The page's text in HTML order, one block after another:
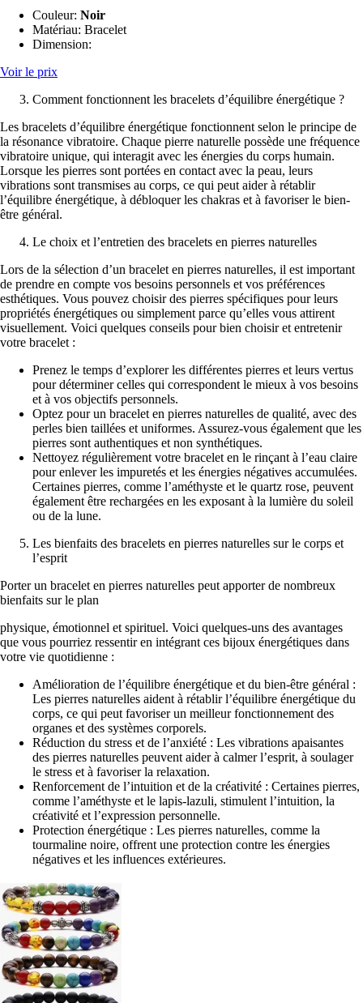
Couleur: Noir
Matériau: ‎Bracelet
Dimension:
Voir le prix
Comment fonctionnent les bracelets d’équilibre énergétique ?
Les bracelets d’équilibre énergétique fonctionnent selon le principe de
la résonance vibratoire. Chaque pierre naturelle possède une fréquence
vibratoire unique, qui interagit avec les énergies du corps humain.
Lorsque les pierres sont portées en contact avec la peau, leurs
vibrations sont transmises au corps, ce qui peut aider à rétablir
l’équilibre énergétique, à débloquer les chakras et à favoriser le bien-
être général.
Le choix et l’entretien des bracelets en pierres naturelles
Lors de la sélection d’un bracelet en pierres naturelles, il est important
de prendre en compte vos besoins personnels et vos préférences
esthétiques. Vous pouvez choisir des pierres spécifiques pour leurs
propriétés énergétiques ou simplement parce qu’elles vous attirent
visuellement. Voici quelques conseils pour bien choisir et entretenir
votre bracelet :
Prenez le temps d’explorer les différentes pierres et leurs vertus
pour déterminer celles qui correspondent le mieux à vos besoins
et à vos objectifs personnels.
Optez pour un bracelet en pierres naturelles de qualité, avec des
perles bien taillées et uniformes. Assurez-vous également que les
pierres sont authentiques et non synthétiques.
Nettoyez régulièrement votre bracelet en le rinçant à l’eau claire
pour enlever les impuretés et les énergies négatives accumulées.
Certaines pierres, comme l’améthyste et le quartz rose, peuvent
également être rechargées en les exposant à la lumière du soleil
ou de la lune.
Les bienfaits des bracelets en pierres naturelles sur le corps et
l’esprit
Porter un bracelet en pierres naturelles peut apporter de nombreux
bienfaits sur le plan
physique, émotionnel et spirituel. Voici quelques-uns des avantages
que vous pourriez ressentir en intégrant ces bijoux énergétiques dans
votre vie quotidienne :
Amélioration de l’équilibre énergétique et du bien-être général :
Les pierres naturelles aident à rétablir l’équilibre énergétique du
corps, ce qui peut favoriser un meilleur fonctionnement des
organes et des systèmes corporels.
Réduction du stress et de l’anxiété : Les vibrations apaisantes
des pierres naturelles peuvent aider à calmer l’esprit, à soulager
le stress et à favoriser la relaxation.
Renforcement de l’intuition et de la créativité : Certaines pierres,
comme l’améthyste et le lapis-lazuli, stimulent l’intuition, la
créativité et l’expression personnelle.
Protection énergétique : Les pierres naturelles, comme la
tourmaline noire, offrent une protection contre les énergies
négatives et les influences extérieures.